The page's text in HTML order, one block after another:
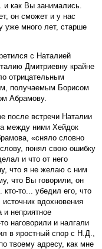
как Вы занимались.
он сможет и у нас
уже много лет, старше
с Наталией
Дмитриевну крайне
отрицательным
получаемым Борисом
Абрамову.
после встречи Наталии
между ними Хейдок
«сняло словно
понял свою ошибку
и что от него
что я не желаю с ним
что Вы говорили, он
то... убедил его, что
вдохновения
неприятное
наговорили и налгали
в яростный спор с Н.Д.,
твоему адресу, как мне